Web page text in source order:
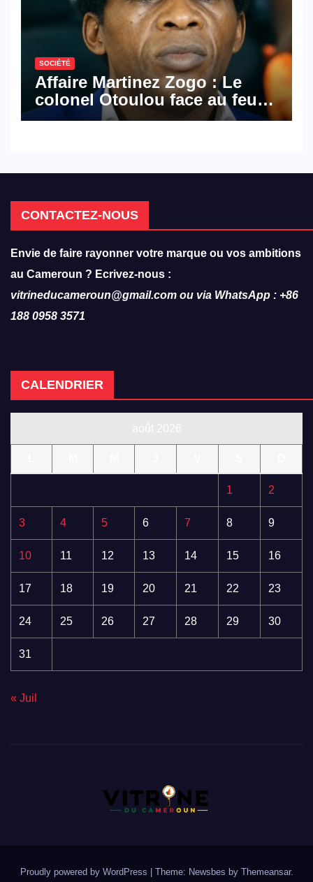
SOCIÉTÉ
Affaire Martinez Zogo : Le
colonel Otoulou face au feu
croisé des avocats de la
CONTACTEZ-NOUS
Envie de faire rayonner votre marque ou vos ambitions
au Cameroun ? Ecrivez-nous :
vitrineducameroun@gmail.com ou via WhatsApp : +86
188 0958 3571
CALENDRIER
1 2
3 4 5 6 7 8 9
10 11 12 13 14 15 16
17 18 19 20 21 22 23
24 25 26 27 28 29 30
31
« Juil
Proudly powered by WordPress Theme: Newsbes by Themeansar.